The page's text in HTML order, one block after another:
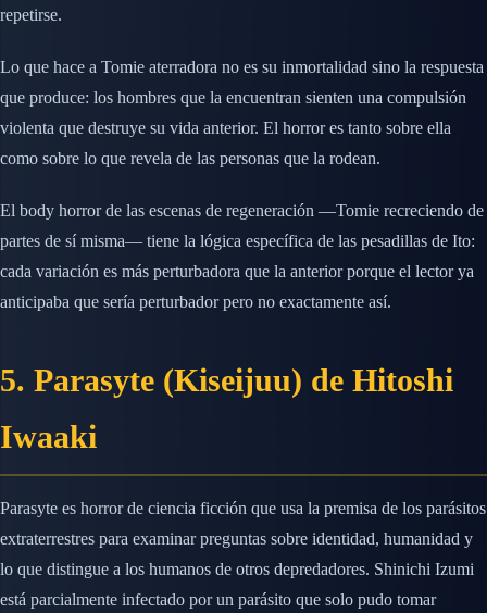
repetirse.
Lo que hace a Tomie aterradora no es su inmortalidad sino la respuesta
que produce: los hombres que la encuentran sienten una compulsión
violenta que destruye su vida anterior. El horror es tanto sobre ella
como sobre lo que revela de las personas que la rodean.
El body horror de las escenas de regeneración —Tomie recreciendo de
partes de sí misma— tiene la lógica específica de las pesadillas de Ito:
cada variación es más perturbadora que la anterior porque el lector ya
anticipaba que sería perturbador pero no exactamente así.
5. Parasyte (Kiseijuu) de Hitoshi
Iwaaki
Parasyte es horror de ciencia ficción que usa la premisa de los parásitos
extraterrestres para examinar preguntas sobre identidad, humanidad y
lo que distingue a los humanos de otros depredadores. Shinichi Izumi
está parcialmente infectado por un parásito que solo pudo tomar